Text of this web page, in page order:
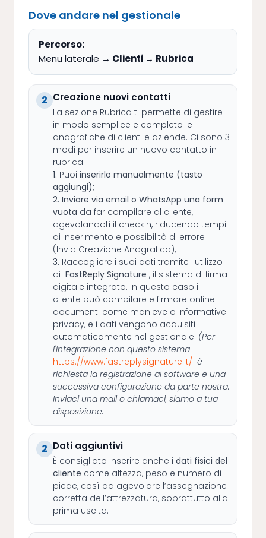
Dove andare nel gestionale
Percorso:
Menu laterale → Clienti → Rubrica
2 Creazione nuovi contatti
La sezione Rubrica ti permette di gestire
in modo semplice e completo le
anagrafiche di clienti e aziende. Ci sono 3
modi per inserire un nuovo contatto in
rubrica:
1. Puoi inserirlo manualmente (tasto
aggiungi);
2. Inviare via email o WhatsApp una form
vuota da far compilare al cliente,
agevolandoti il checkin, riducendo tempi
di inserimento e possibilità di errore
(Invia Creazione Anagrafica);
3. Raccogliere i suoi dati tramite l'utilizzo
di FastReply Signature , il sistema di firma
digitale integrato. In questo caso il
cliente può compilare e firmare online
documenti come manleve o informative
privacy, e i dati vengono acquisiti
automaticamente nel gestionale. (Per
l'integrazione con questo sistema
https://www.fastreplysignature.it/ è
richiesta la registrazione al software e una
successiva configurazione da parte nostra.
Inviaci una mail o chiamaci, siamo a tua
disposizione.
2 Dati aggiuntivi
È consigliato inserire anche i dati fisici del
cliente come altezza, peso e numero di
piede, così da agevolare l’assegnazione
corretta dell’attrezzatura, soprattutto alla
prima uscita.